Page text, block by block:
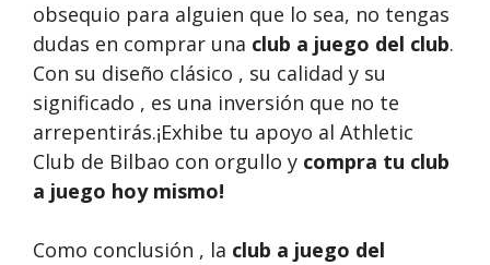
obsequio para alguien que lo sea, no tengas
dudas en comprar una club a juego del club.
Con su diseño clásico , su calidad y su
significado , es una inversión que no te
arrepentirás.¡Exhibe tu apoyo al Athletic
Club de Bilbao con orgullo y compra tu club
a juego hoy mismo!
Como conclusión , la club a juego del